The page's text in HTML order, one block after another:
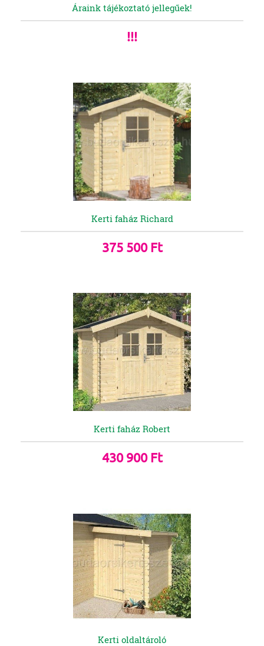
Áraink tájékoztató jellegűek!
!!!
Kerti faház Richard
375 500 Ft
Kerti faház Robert
430 900 Ft
Kerti oldaltároló